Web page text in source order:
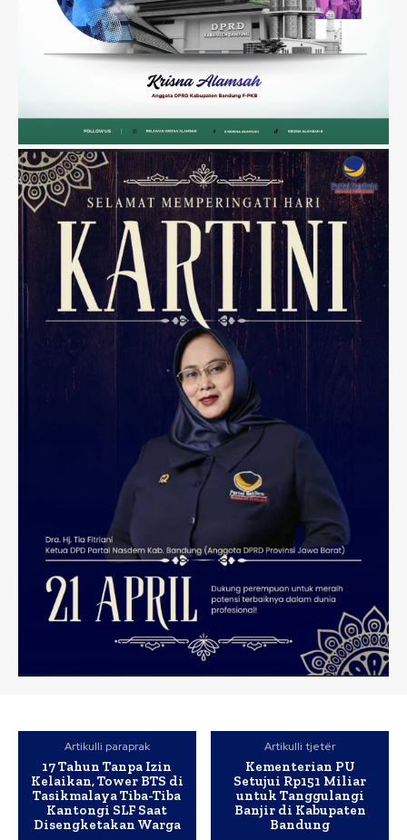
Artikulli paraprak
17 Tahun Tanpa Izin
Kelaikan, Tower BTS di
Tasikmalaya Tiba-Tiba
Kantongi SLF Saat
Disengketakan Warga
Artikulli tjetër
Kementerian PU
Setujui Rp151 Miliar
untuk Tanggulangi
Banjir di Kabupaten
Bandung